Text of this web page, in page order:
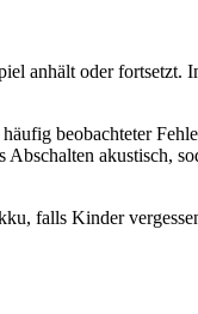
anhält oder fortsetzt.
beobachteter
akustisch,
falls Kinder